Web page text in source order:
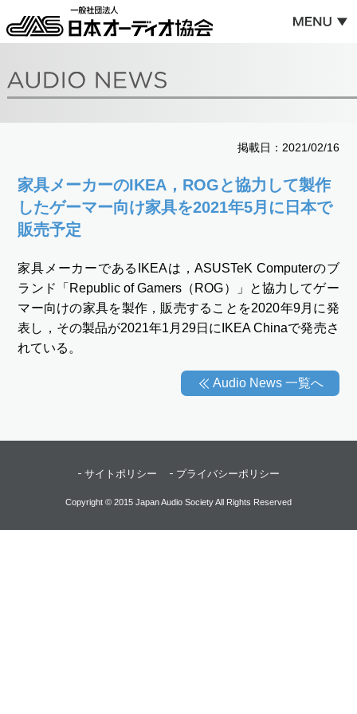
掲載日：2021/02/16
家具メーカーのIKEA，ROGと協力して製作
したゲーマー向け家具を2021年5月に日本で
販売予定
家具メーカーであるIKEAは，ASUSTeK Computerのブ
ランド「Republic of Gamers（ROG）」と協力してゲー
マー向けの家具を製作，販売することを2020年9月に発
表し，その製品が2021年1月29日にIKEA Chinaで発売さ
れている。
Audio News 一覧へ
サイトポリシー プライバシーポリシー
Copyright © 2015 Japan Audio Society All Rights Reserved